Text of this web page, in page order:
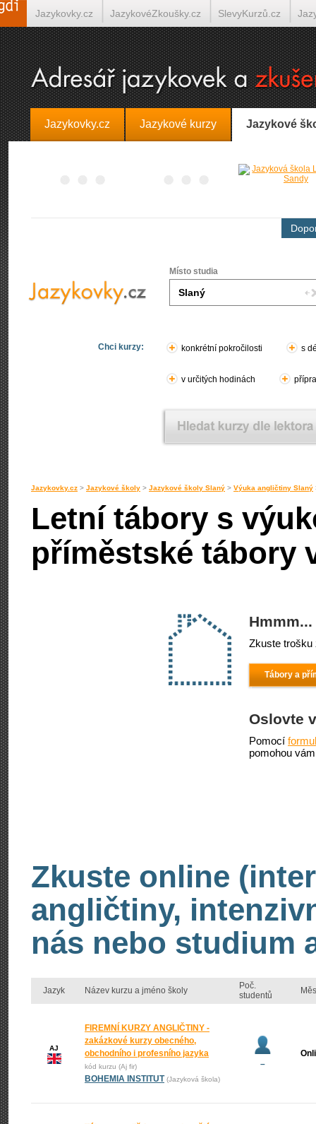
Jazykovky.cz Jazykové kurzy Jazykové
Místo studia
Chci kurzy: konkrétní pokročilosti s
v určitých hodinách
Jazykovky.cz > Jazykové školy > Jazykové školy Slaný > Výuka angličtiny Slaný
Letní tábory s
příměstské tábory
Zkuste trošku
Tábory a
Oslovte
Pomocí
pomohou
Zkuste online
angličtiny,
nás nebo studium
Jazyk Název kurzu a jméno školy
Poč.
studentů
AJ
FIREMNÍ KURZY ANGLIČTINY -
zakázkové kurzy obecného,
obchodního i profesního jazyka
kód kurzu (Aj fir)
BOHEMIA INSTITUT (Jazyková škola)
–
Jazykovky.cz JazykovéZkoušky.cz SlevyKurzů.cz
Španělština on-line Italština on-line Tlumočení-